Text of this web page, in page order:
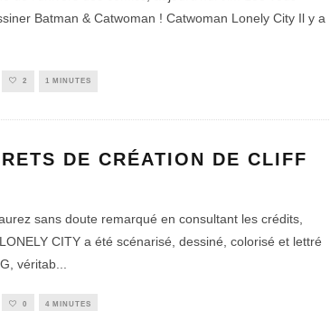
Batman & Catwoman ! Catwoman Lonely City Il y a
2 1 MINUTES
DE CRÉATION DE CLIFF
sans doute remarqué en consultant les crédits,
CITY a été scénarisé, dessiné, colorisé et lettré
véritab...
0 4 MINUTES